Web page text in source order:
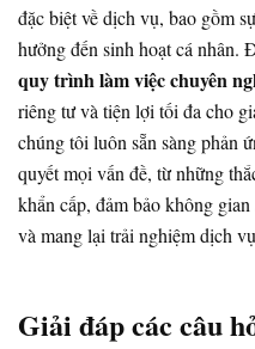
đặc biệt về dịch vụ, bao gồm
hưởng đến sinh hoạt cá nhân.
quy trình làm việc chuyên
riêng tư và tiện lợi tối đa cho
chúng tôi luôn sẵn sàng phản
quyết mọi vấn đề, từ những
khẩn cấp, đảm bảo không
và mang lại trải nghiệm dịch
Giải đáp các câu